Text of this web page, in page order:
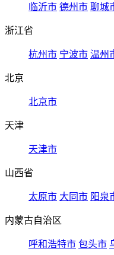
临沂市 德州市 聊城
浙江省
杭州市 宁波市 温州
北京
北京市
天津
天津市
山西省
太原市 大同市 阳泉
内蒙古自治区
呼和浩特市 包头市